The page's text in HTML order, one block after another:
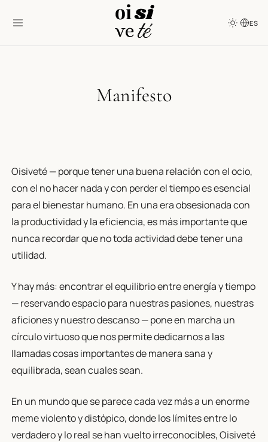
ES
Manifesto
Oisiveté — porque tener una buena relación con el ocio,
con el no hacer nada y con perder el tiempo es esencial
para el bienestar humano. En una era obsesionada con
la productividad y la eficiencia, es más importante que
nunca recordar que no toda actividad debe tener una
utilidad.
Y hay más: encontrar el equilibrio entre energía y tiempo
— reservando espacio para nuestras pasiones, nuestras
aficiones y nuestro descanso — pone en marcha un
círculo virtuoso que nos permite dedicarnos a las
llamadas cosas importantes de manera sana y
equilibrada, sean cuales sean.
En un mundo que se parece cada vez más a un enorme
meme violento y distópico, donde los límites entre lo
verdadero y lo real se han vuelto irreconocibles, Oisiveté